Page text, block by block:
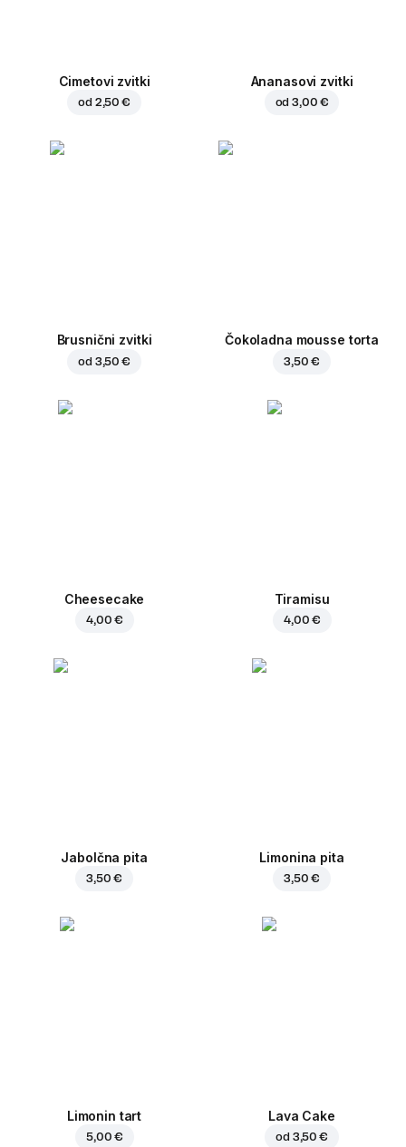
Cimetovi zvitki
od 2,50 €
Ananasovi zvitki
od3,00 €
Brusnični zvitki
od 3,50 €
Čokoladna mousse torta
3,50 €
Cheesecake
4,00 €
Tiramisu
4,00 €
Jabolčna pita
3,50 €
Limonina pita
3,50 €
Limonin tart
5,00 €
Lava Cake
od 3,50 €